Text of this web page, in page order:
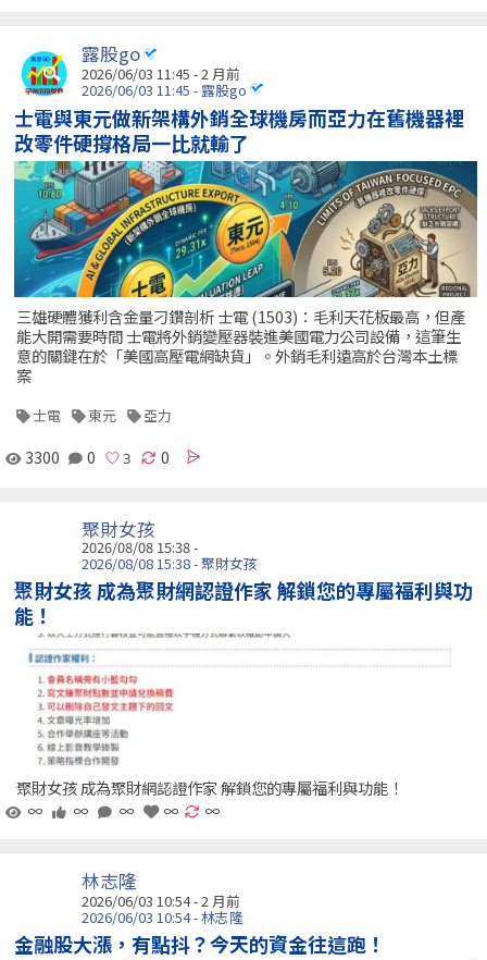
露股go
2026/06/03 11:45 - 2 月前
2026/06/03 11:45 - 露股go
士電與東元做新架構外銷全球機房而亞力在舊機器裡
改零件硬撐格局一比就輸了
三雄硬體獲利含金量刁鑽剖析 士電 (1503)：毛利天花板最高，但產
能大開需要時間 士電將外銷變壓器裝進美國電力公司設備，這筆生
意的關鍵在於「美國高壓電網缺貨」。外銷毛利遠高於台灣本土標
案
士電 東元 亞力
3300 0 0
聚財女孩
2026/08/08 15:38 -
2026/08/08 15:38 - 聚財女孩
聚財女孩 成為聚財網認證作家 解鎖您的專屬福利與功
能！
聚財女孩 成為聚財網認證作家 解鎖您的專屬福利與功能！
∞
∞ ∞ ∞ ∞
林志隆
2026/06/03 10:54 - 2 月前
2026/06/03 10:54 - 林志隆
金融股大漲，有點抖？今天的資金往這跑！